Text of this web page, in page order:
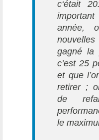
c‘était
année,
gagné la
c’est 25
et que
retirer ;
de
le